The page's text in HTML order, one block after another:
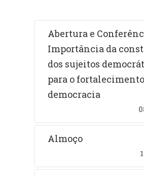
Abertura e
Importância da
dos sujeitos
para o
democracia
Almoço